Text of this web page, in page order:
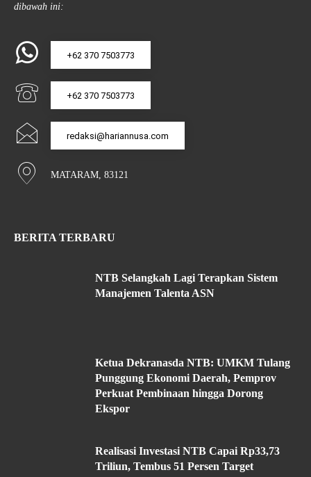
dibawah ini:
+62 370 7503773
+62 370 7503773
redaksi@hariannusa.com
MATARAM, 83121
BERITA TERBARU
NTB Selangkah Lagi Terapkan Sistem
Manajemen Talenta ASN
Ketua Dekranasda NTB: UMKM Tulang
Punggung Ekonomi Daerah, Pemprov
Perkuat Pembinaan hingga Dorong
Ekspor
Realisasi Investasi NTB Capai Rp33,73
Triliun, Tembus 51 Persen Target